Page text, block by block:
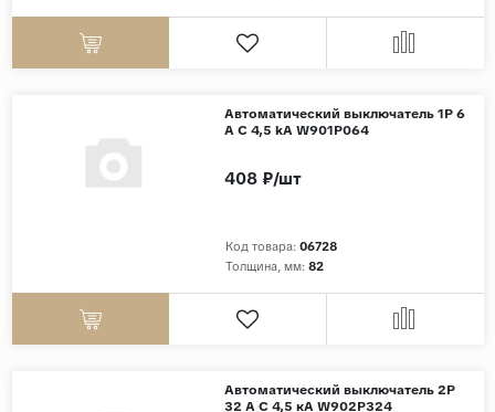
Автоматический выключатель 1P 6
A C 4,5 kА W901P064
Код товара: 06728
Толщина, мм: 82
408 ₽/шт
Автоматический выключатель 2P
32 A C 4,5 кА W902P324